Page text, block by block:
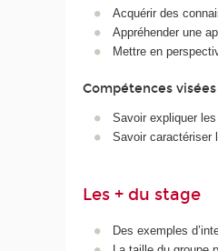
Acquérir des
Appréhender une
Mettre en
Compétences visées
Savoir expliquer
Savoir caractériser
Les + du stage
Des exemples